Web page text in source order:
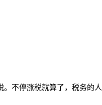
不停涨税就算了，税务的